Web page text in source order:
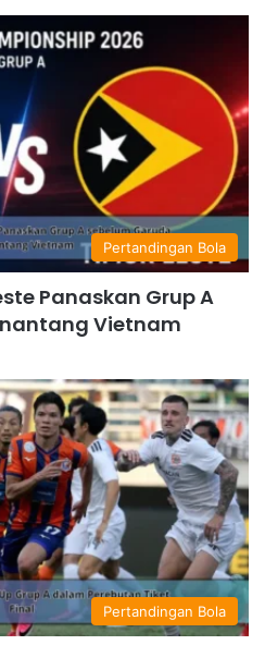
Pertandingan Bola
Panaskan Grup A
Vietnam
Pertandingan Bola